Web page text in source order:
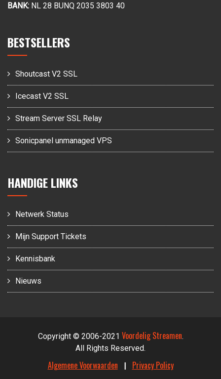
BANK: NL 28 BUNQ 2035 3803 40
BESTSELLERS
Shoutcast V2 SSL
Icecast V2 SSL
Stream Server SSL Relay
Sonicpanel unmanaged VPS
HANDIGE LINKS
Netwerk Status
Mijn Support Tickets
Kennisbank
Nieuws
Copyright © 2006-2021 Voordelig Streamen.
All Rights Reserved.
Algemene Voorwaarden | Privacy Policy